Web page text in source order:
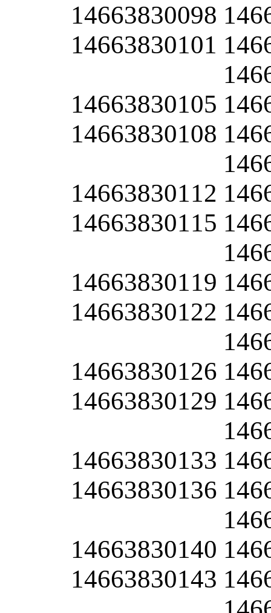
14663830098
14663830101
14663830105
14663830108
14663830112
14663830115
14663830119
14663830122
14663830126
14663830129
14663830133
14663830136
14663830140
14663830143